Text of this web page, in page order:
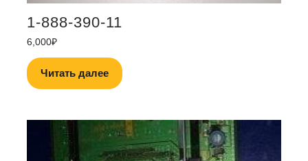
1-888-390-11
6,000₽
Читать далее